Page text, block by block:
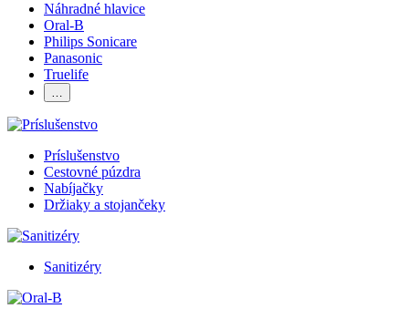
Náhradné hlavice
Oral-B
Philips Sonicare
Panasonic
Truelife
…
Príslušenstvo
Cestovné púzdra
Nabíjačky
Držiaky a stojančeky
Sanitizéry